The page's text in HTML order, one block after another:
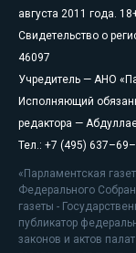
августа 2011 года.
Свидетельство о
46097
Учредитель — АНО
Исполняющий
редактора —
Тел.: +7 (495)
«Парламентская
Федерального
газеты -
публикатор
законов и актов